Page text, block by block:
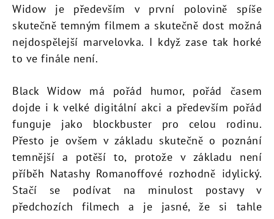
Widow je především v první polovině spíše
skutečně temným filmem a skutečně dost možná
nejdospělejší marvelovka. I když zase tak horké
to ve finále není.
Black Widow má pořád humor, pořád časem
dojde i k velké digitální akci a především pořád
funguje jako blockbuster pro celou rodinu.
Přesto je ovšem v základu skutečně o poznání
temnější a potěší to, protože v základu není
příběh Natashy Romanoffové rozhodně idylický.
Stačí se podívat na minulost postavy v
předchozích filmech a je jasné, že si tahle